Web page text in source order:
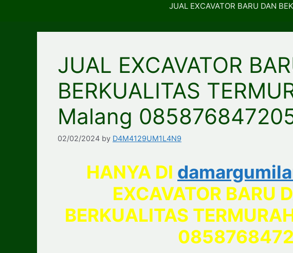
JUAL EXCAVATOR BARU DAN
JUAL EXCAVATOR
BERKUALITAS
Malang
02/02/2024 by D4M4129UM1L4N9
HANYA DI
EXCAVATOR BARU
BERKUALITAS